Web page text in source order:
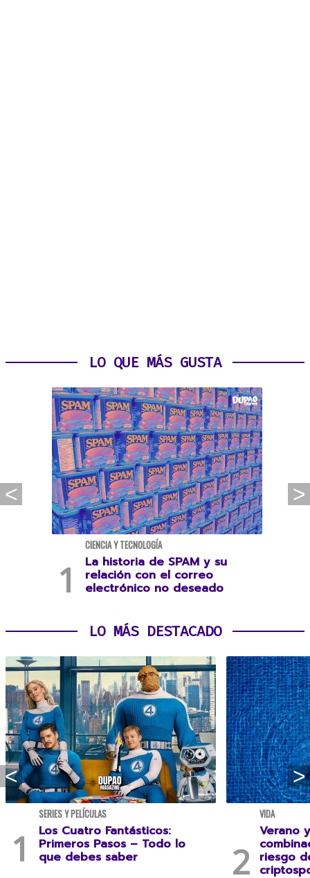
LO QUE MÁS GUSTA
CIENCIA Y TECNOLOGÍA
La historia de SPAM y su
relación con el correo
electrónico no deseado
LO MÁS DESTACADO
SERIES Y PELÍCULAS
Los Cuatro Fantásticos:
Primeros Pasos – Todo lo
que debes saber
VIDA
Verano
riesgo